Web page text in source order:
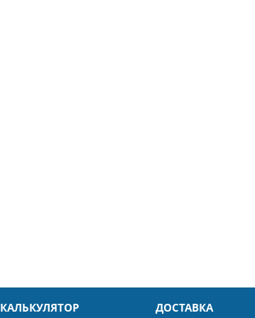
КАЛЬКУЛЯТОР ДОСТАВКА